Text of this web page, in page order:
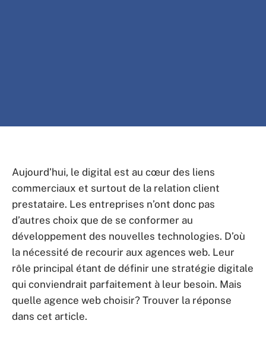
Aujourd’hui, le digital est au cœur des liens
commerciaux et surtout de la relation client
prestataire. Les entreprises n’ont donc pas
d’autres choix que de se conformer au
développement des nouvelles technologies. D’où
la nécessité de recourir aux agences web. Leur
rôle principal étant de définir une stratégie digitale
qui conviendrait parfaitement à leur besoin. Mais
quelle agence web choisir? Trouver la réponse
dans cet article.